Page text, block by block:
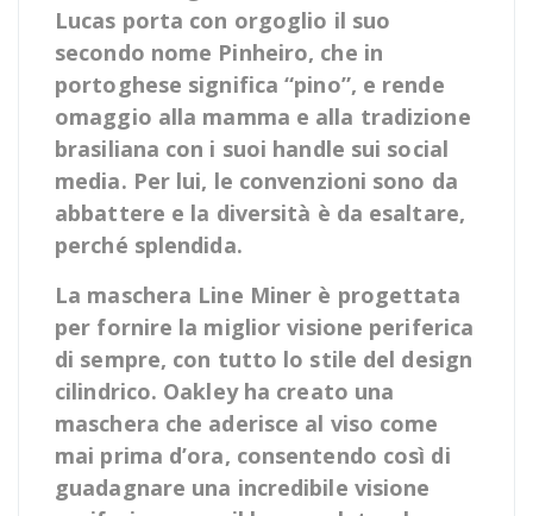
Lucas porta con orgoglio il suo
secondo nome Pinheiro, che in
portoghese significa “pino”, e rende
omaggio alla mamma e alla tradizione
brasiliana con i suoi handle sui social
media. Per lui, le convenzioni sono da
abbattere e la diversità è da esaltare,
perché splendida.
La maschera Line Miner è progettata
per fornire la miglior visione periferica
di sempre, con tutto lo stile del design
cilindrico. Oakley ha creato una
maschera che aderisce al viso come
mai prima d’ora, consentendo così di
guadagnare una incredibile visione